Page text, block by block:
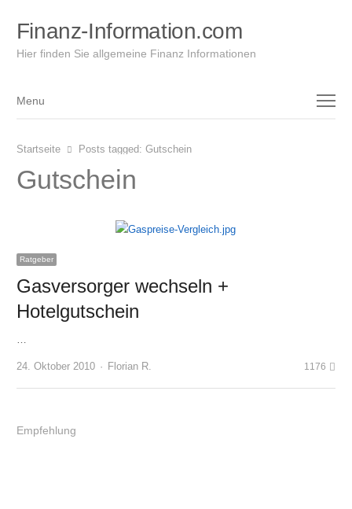
Finanz-Information.com
Hier finden Sie allgemeine Finanz Informationen
Menu
Menu
Startseite Posts tagged: Gutschein
Gutschein
Ratgeber
Gasversorger wechseln +
Hotelgutschein
…
24. Oktober 2010 Author
Florian R. 1176
Empfehlung